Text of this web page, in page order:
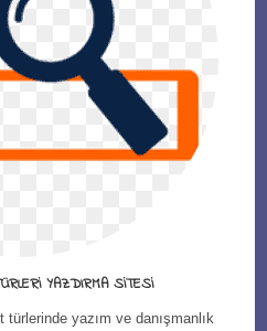
YAZDIRMA SITESI
yazım ve danışmanlık